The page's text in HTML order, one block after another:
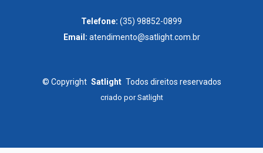
Telefone: (35) 98852-0899
Email: atendimento@satlight.com.br
© Copyright Satlight Todos direitos reservados
criado porSatlight